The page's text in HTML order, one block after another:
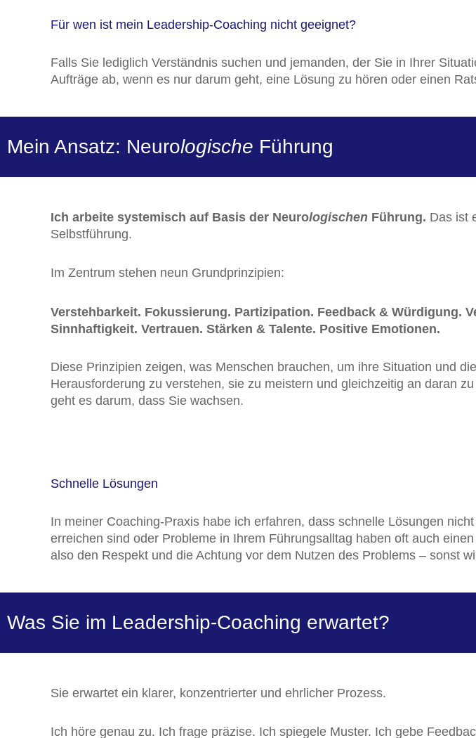
Für wen ist mein Leadership-Coaching nicht geeignet?
Falls Sie lediglich Verständnis suchen und jemanden, der Sie in Ihrer
Aufträge ab, wenn es nur darum geht, eine Lösung zu hören oder einen
Mein Ansatz: Neurologische Führung
Ich arbeite systemisch auf Basis der Neurologischen Führung. Das ist
Selbstführung.
Im Zentrum stehen neun Grundprinzipien:
Verstehbarkeit. Fokussierung. Partizipation. Feedback & Würdigung.
Sinnhaftigkeit. Vertrauen. Stärken & Talente. Positive Emotionen.
Diese Prinzipien zeigen, was Menschen brauchen, um ihre Situation und
Herausforderung zu verstehen, sie zu meistern und gleichzeitig an daran
geht es darum, dass Sie wachsen.
Schnelle Lösungen
In meiner Coaching-Praxis habe ich erfahren, dass schnelle Lösungen
erreichen sind oder Probleme in Ihrem Führungsalltag haben oft auch
also den Respekt und die Achtung vor dem Nutzen des Problems – sonst
Was Sie im Leadership-Coaching erwartet?
Sie erwartet ein klarer, konzentrierter und ehrlicher Prozess.
Ich höre genau zu. Ich frage präzise. Ich spiegele Muster. Ich gebe